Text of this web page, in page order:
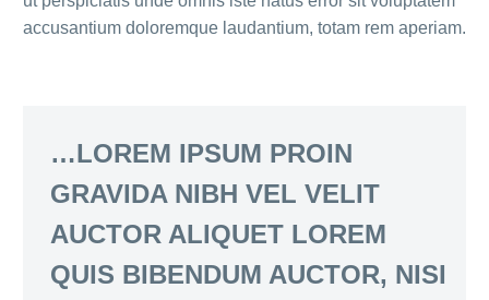
accusantium doloremque laudantium, totam rem aperiam.
…LOREM IPSUM PROIN
GRAVIDA NIBH VEL VELIT
AUCTOR ALIQUET LOREM
QUIS BIBENDUM AUCTOR, NISI